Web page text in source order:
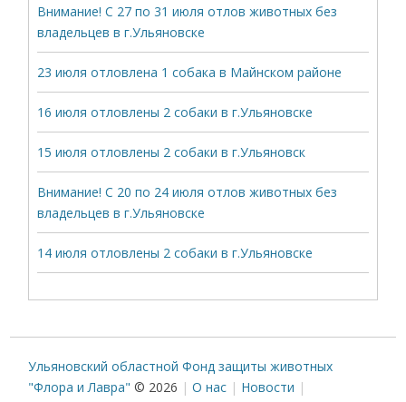
Внимание! С 27 по 31 июля отлов животных без
владельцев в г.Ульяновске
23 июля отловлена 1 собака в Майнском районе
16 июля отловлены 2 собаки в г.Ульяновске
15 июля отловлены 2 собаки в г.Ульяновск
Внимание! С 20 по 24 июля отлов животных без
владельцев в г.Ульяновске
14 июля отловлены 2 собаки в г.Ульяновске
Ульяновский областной Фонд защиты животных
"Флора и Лавра" © 2026 О нас
Новости